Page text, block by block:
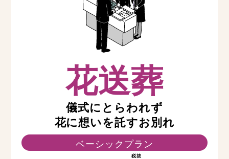
花送葬
儀式にとらわれず
花に想いを託すお別れ
ベーシックプラン
税抜